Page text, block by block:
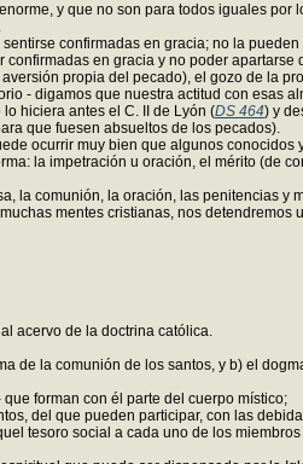
y que no son para todos iguales
confirmadas en gracia; no la
confirmadas en gracia y no poder
propia del pecado), el gozo de la
- digamos que nuestra actitud con esas
lo hiciera antes el C. II de Lyón (DS 464) y
que fuesen absueltos de los pecados).
ocurrir muy bien que algunos
la impetración u oración, el mérito (de
la comunión, la oración, las penitencias y
mentes cristianas, nos
acervo de la doctrina católica.
la comunión de los santos, y b) el
forman con él parte del cuerpo místico;
del que pueden participar, con las
tesoro social a cada uno de los